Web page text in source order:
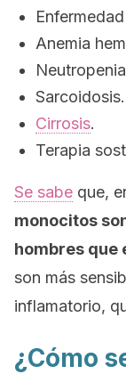
Anemia
Sarcoidosis.
Cirrosis.
Terapia
Se sabe que,
monocitos
hombres que
son más
inflamatorio,
¿Cómo